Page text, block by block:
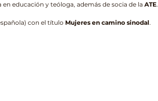
en educación y teóloga, además de socia de la ATE.
con el título Mujeres en camino sinodal.